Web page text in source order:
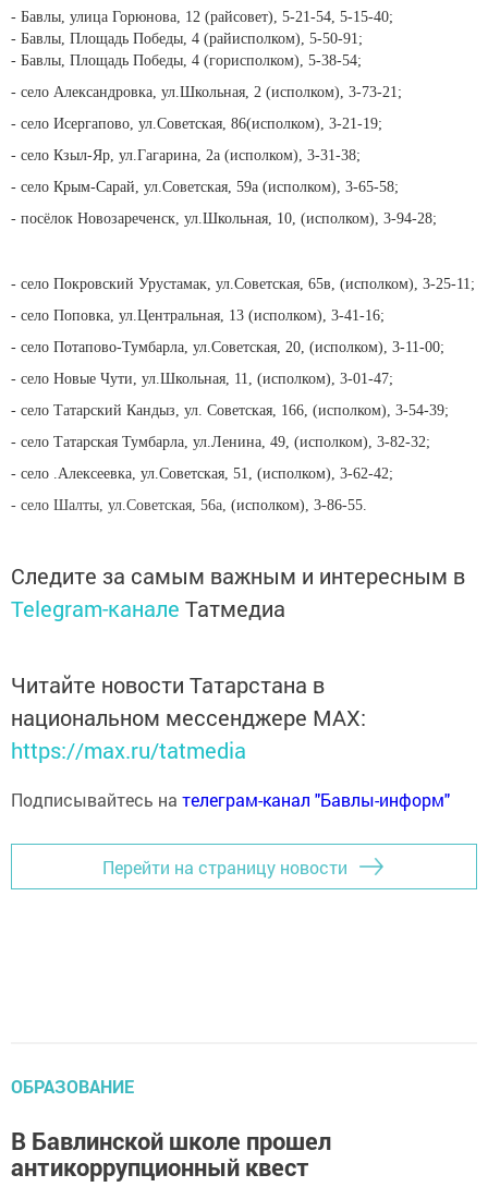
- Бавлы, улица Горюнова, 12 (райсовет), 5-21-54, 5-15-40;
- Бавлы, Площадь Победы, 4 (райисполком), 5-50-91;
- Бавлы, Площадь Победы, 4 (горисполком), 5-38-54;
- село Александровка, ул.Школьная, 2 (исполком), 3-73-21;
- село Исергапово, ул.Советская, 86(исполком), 3-21-19;
- село Кзыл-Яр, ул.Гагарина, 2а (исполком), 3-31-38;
- село Крым-Сарай, ул.Советская, 59а (исполком), 3-65-58;
- посёлок Новозареченск, ул.Школьная, 10, (исполком), 3-94-28;
- село Покровский Урустамак, ул.Советская, 65в, (исполком), 3-25-11;
- село Поповка, ул.Центральная, 13 (исполком), 3-41-16;
- село Потапово-Тумбарла, ул.Советская, 20, (исполком), 3-11-00;
- село Новые Чути, ул.Школьная, 11, (исполком), 3-01-47;
- село Татарский Кандыз, ул. Советская, 166, (исполком), 3-54-39;
- село Татарская Тумбарла, ул.Ленина, 49, (исполком), 3-82-32;
- село .Алексеевка, ул.Советская, 51, (исполком), 3-62-42;
- село Шалты, ул.Советская, 56а, (исполком), 3-86-55.
Следите за самым важным и интересным в
Telegram-канале Татмедиа
Читайте новости Татарстана в
национальном мессенджере MАХ:
https://max.ru/tatmedia
Подписывайтесь на телеграм-канал "Бавлы-информ"
Перейти на страницу новости
ОБРАЗОВАНИЕ
В Бавлинской школе прошел
антикоррупционный квест